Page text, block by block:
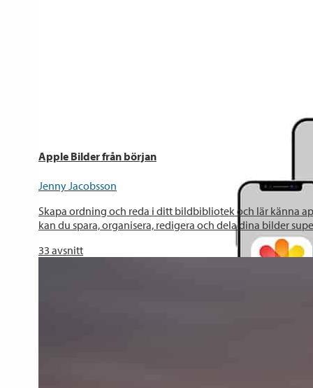
Apple Bilder från början
Jenny Jacobsson
Skapa ordning och reda i ditt bildbibliotek och lär känna
kan du spara, organisera, redigera och dela dina bilder
33 avsnitt